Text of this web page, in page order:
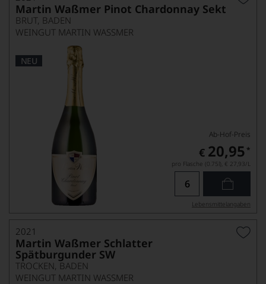
Martin Waßmer Pinot Chardonnay Sekt
BRUT, BADEN
WEINGUT MARTIN WASSMER
NEU
Ab-Hof-Preis
€ 20,95 *
pro Flasche (0.75l), € 27,93/L
Lebensmittel­angaben
2021
Martin Waßmer Schlatter
Spätburgunder SW
TROCKEN, BADEN
WEINGUT MARTIN WASSMER